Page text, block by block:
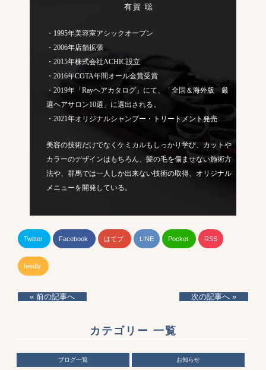
有賀 聡
・1995年美容室アシックオープン
・2006年店舗拡張
・2015年株式会社ACHIC設立
・2016年COTA年間オール金賞受賞
・2019年「Rayヘアカタログ」にて、「全国＆海外版 厳
選ヘアサロン10選」に選出される。
・2021年オリジナルシャンプー・トリートメント発売
美容の技術だけでなくケミカルもしっかり学び、カットや
カラーのデザインはもちろん、髪の毛を傷ませない施術方
法や、群馬では一人しか出来ない技術の取得、オリジナル
メニューを開発している。
Twitter Facebook はてブ LINE Pocket RSS
feedly
« 前の記事へ 次の記事へ »
カテゴリー 一覧
ブログ一覧 お知らせ